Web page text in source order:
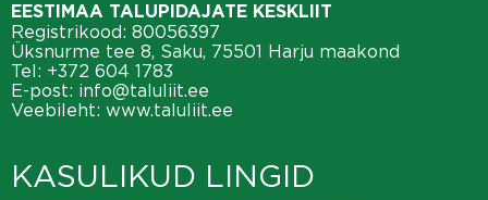
EESTIMAA TALUPIDAJATE KESKLIIT
Registrikood: 80056397
Üksnurme tee 8, Saku, 75501 Harju maakond
Tel: +372 604 1783
E-post: info@taluliit.ee
Veebileht: www.taluliit.ee
KASULIKUD LINGID